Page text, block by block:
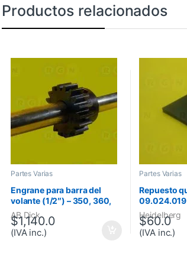
Productos relacionados
Partes Varias
Engrane para barra del
volante (1/2″) – 350, 360,
375, Series 88
AB Dick
$1,140.0
(IVA inc.)
Partes Varias
Repuesto
09.024.019
Heidelberg
$60.0
(IVA inc.)